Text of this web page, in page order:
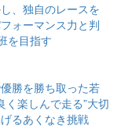
、独自のレースを
ォーマンス力と判
を目指す
勝を勝ち取った若
く楽しんで走る”大切
るあくなき挑戦